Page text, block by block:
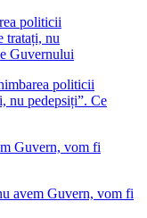
politicii
nu pedepsiți”. Ce
avem Guvern, vom fi